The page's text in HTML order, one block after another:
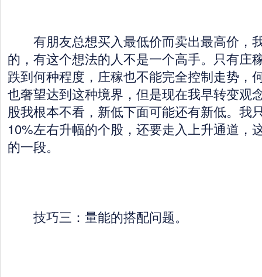
有朋友总想买入最低价而卖出最高价，
的，有这个想法的人不是一个高手。只有庄
跌到何种程度，庄稼也不能完全控制走势，
也奢望达到这种境界，但是现在我早转变观
股我根本不看，新低下面可能还有新低。我
10%左右升幅的个股，还要走入上升通道，
的一段。
技巧三：量能的搭配问题。